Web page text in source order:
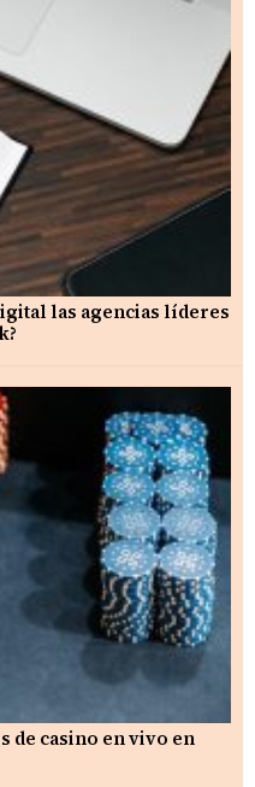
las agencias líderes
de casino en vivo en